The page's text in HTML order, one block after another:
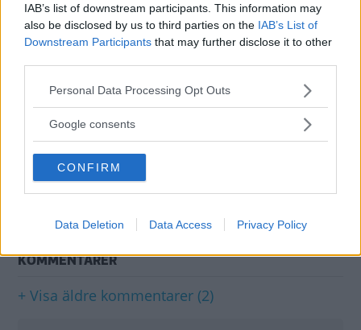
IAB’s list of downstream participants. This information may
also be disclosed by us to third parties on the IAB’s List of
Downstream Participants that may further disclose it to other
Please note that this website/app uses one or more Google
not limited to your visit or usage behaviour. You may click to
use your data for below specified purposes in below Google
consent section.
Personal Data Processing Opt Outs
Google consents
CONFIRM
Data Deletion Data Access Privacy Policy
MER FRÅN VI BILÄGARE
Opel & Saab
intressenter på
plats
REPORTAGE
ÄMNEN I ARTIKELN
Nyheter
KOMMENTARER
+ Visa äldre kommentarer (2)